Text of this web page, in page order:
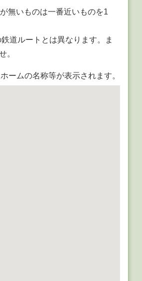
無いものは一番近いものを1
道ルートとは異なります。ま
。
ームの名称等が表示されます。